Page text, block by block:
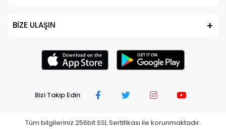
BİZE ULAŞIN
Bizi Takip Edin
Tüm bilgileriniz 256bit SSL Sertifikası ile korunmaktadır.